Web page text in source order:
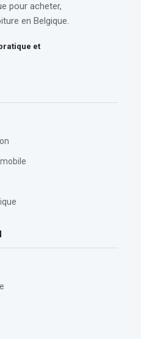
pour acheter,
en Belgique.
et